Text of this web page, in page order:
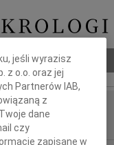
jeśli wyrazisz
z o.o. oraz jej
Partnerów IAB,
z
dane
czy
zapisane w